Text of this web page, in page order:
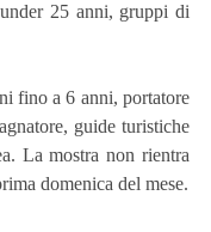
25 anni, gruppi di
fino a 6 anni, portatore
guide turistiche
La mostra non rientra
domenica del mese.